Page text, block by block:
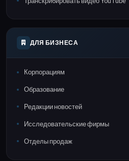
ДЛЯ БИЗНЕСА
Корпорациям
Образование
Редакции новостей
Исследовательские фирмы
Отделы продаж